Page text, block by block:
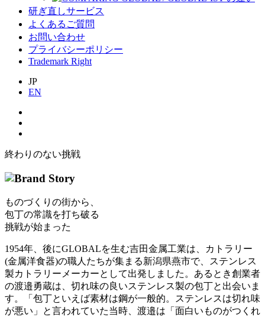
研ぎ直しサービス
よくあるご質問
お問い合わせ
プライバシーポリシー
Trademark Right
JP
EN
終わりのない挑戦
ものづくりの街から、
包丁の常識を打ち破る
挑戦が始まった
1954年、後にGLOBALを生む吉田金属工業は、カトラリー
(金属洋食器)の職人たちが集まる新潟県燕市で、ステンレス
製カトラリーメーカーとして出発しました。あるとき創業者
の渡邉勇蔵は、切れ味の良いステンレス製の包丁と出会いま
す。「包丁といえば素材は鋼が一般的。ステンレスは切れ味
が悪い」と言われていた当時、渡邉は「面白いものがつくれ